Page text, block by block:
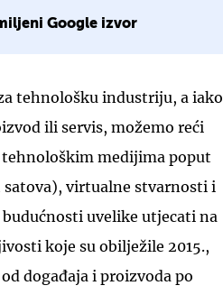
Google izvor
tehnološku industriju, a iako
ili servis, možemo reći
medijima poput
virtualne stvarnosti i
uvelike utjecati na
koje su obilježile 2015.,
događaja i proizvoda po